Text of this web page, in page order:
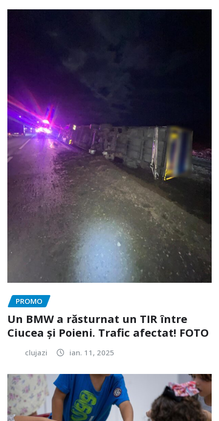
PROMO
Un BMW a răsturnat un TIR între
Ciucea și Poieni. Trafic afectat! FOTO
clujazi ian. 11, 2025